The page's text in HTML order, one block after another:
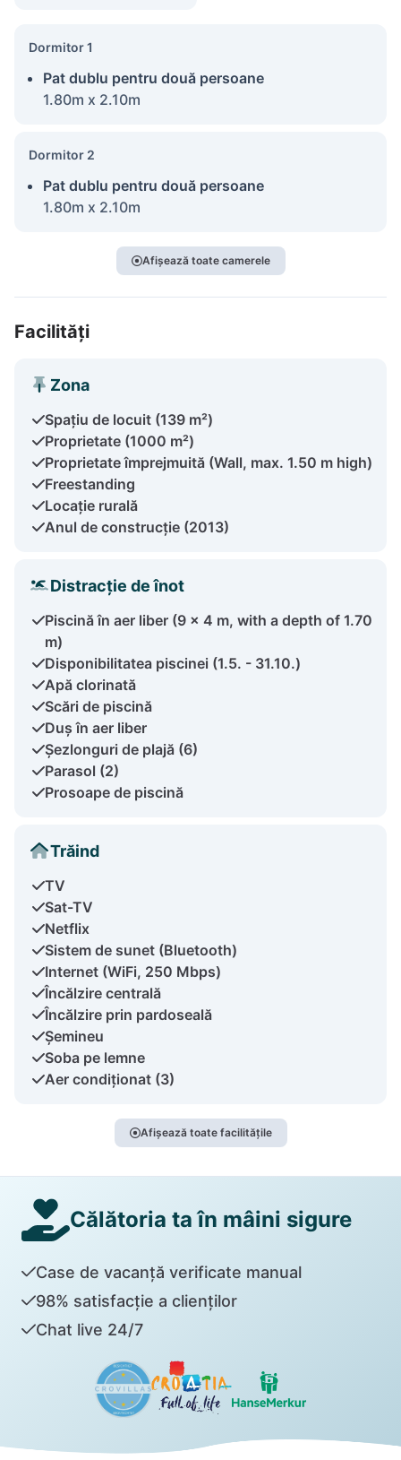
Dormitor 1
Pat dublu pentru două persoane
1.80m x 2.10m
Dormitor 2
Pat dublu pentru două persoane
1.80m x 2.10m
Afișează toate camerele
Facilități
Zona
Spațiu de locuit (139 m²)
Proprietate (1000 m²)
Proprietate împrejmuită (Wall, max. 1.50 m high)
Freestanding
Locație rurală
Anul de construcție (2013)
Distracție de înot
Piscină în aer liber (9 x 4 m, with a depth of 1.70
m)
Disponibilitatea piscinei (1.5. - 31.10.)
Apă clorinată
Scări de piscină
Duș în aer liber
Șezlonguri de plajă (6)
Parasol (2)
Prosoape de piscină
Trăind
TV
Sat-TV
Netflix
Sistem de sunet (Bluetooth)
Internet (WiFi, 250 Mbps)
Încălzire centrală
Încălzire prin pardoseală
Șemineu
Soba pe lemne
Aer condiționat (3)
Afișează toate facilitățile
Călătoria ta în mâini sigure
Case de vacanță verificate manual
98% satisfacție a clienților
Chat live 24/7